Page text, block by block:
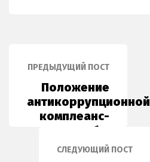
ПРЕДЫДУЩИЙ ПОСТ
Положение
антикоррупционной
комплеанс-
службы
СЛЕДУЮЩИЙ ПОСТ